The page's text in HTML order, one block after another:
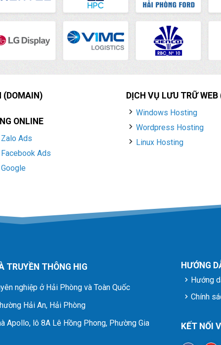
(DOMAIN)
ONLINE
Ads
Ads
DỊCH VỤ LƯU TRỮ
Windows Hosting
Wordpress Hosting
Linux Hosting
HƯỚNG
Hướng
Chính
KẾT NỐI
TRUYỀN THÔNG HIG
nghiệp ở Hải Phòng và Toàn Quốc
Hải An, Hải Phòng
Apollo, lô 8A Lê Hồng Phong, Phường Gia